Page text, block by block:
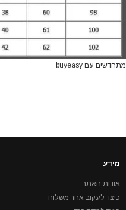
מתחדשים עם buyeasy
מידע
אודות האתר
כיצד לעקוב אחר משלוח